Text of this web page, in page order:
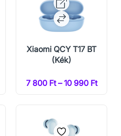
Xiaomi QCY T17 BT
(Kék)
7 800 Ft – 10 990 Ft